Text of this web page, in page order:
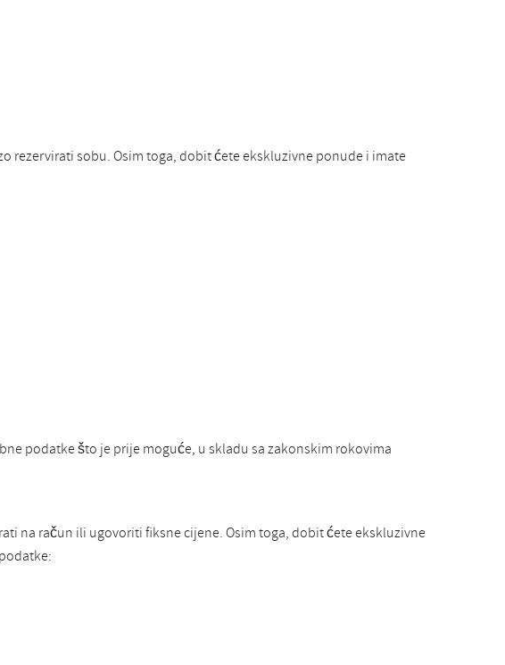
rezervirati sobu. Osim toga, dobit ćete ekskluzivne ponude i imate
podatke što je prije moguće, u skladu sa zakonskim rokovima
na račun ili ugovoriti fiksne cijene. Osim toga, dobit ćete ekskluzivne